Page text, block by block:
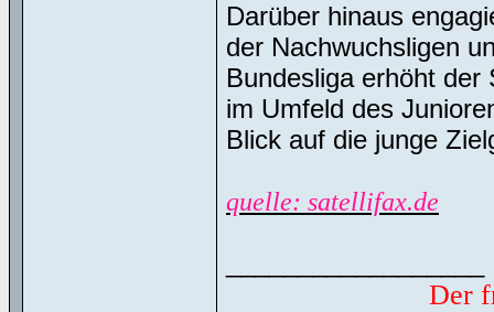
Darüber hinaus
der Nachwuchsligen
Bundesliga erhöht
im Umfeld des
Blick auf die junge
quelle: satellifax.de
Der